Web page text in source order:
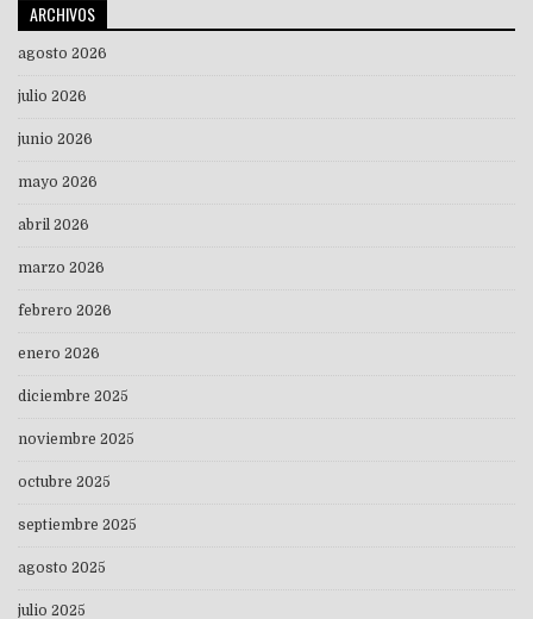
ARCHIVOS
agosto 2026
julio 2026
junio 2026
mayo 2026
abril 2026
marzo 2026
febrero 2026
enero 2026
diciembre 2025
noviembre 2025
octubre 2025
septiembre 2025
agosto 2025
julio 2025